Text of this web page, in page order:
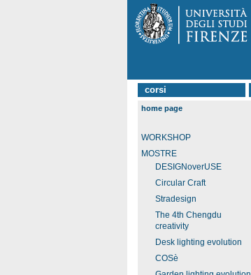
corsi
home page
WORKSHOP
MOSTRE
DESIGNoverUSE
Circular Craft
Stradesign
The 4th Chengdu
creativity
Desk lighting evolution
COSè